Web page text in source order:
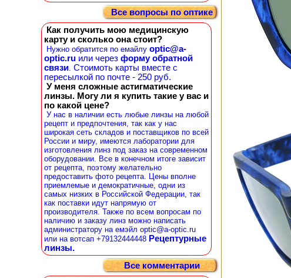
Все вопросы по оптике
Как получить мою медицинскую
карту и сколько она стоит?
Нужно обратится по емайлу optic@a-
optic.ru или через форму обратной
связи. Стоимоть карты вместе с
пересылкой по почте - 250 руб.
У меня сложные астигматические
линзы. Могу ли я купить такие у вас и
по какой цене?
У нас в наличии есть любые линзы на любой
рецепт и предпочтения, так как у нас
широкая сеть складов и поставщиков по всей
России и миру, имеются лаборатории для
изготовления линз под заказ на современном
оборудовании. Все в конечном итоге зависит
от рецепта, поэтому желательно
предоставить фото рецепта. Цены вполне
приемлемые и демократичные, одни из
самых низких в Российской Федерации, так
как поставки идут напрямую от
производителя. Также по всем вопросам по
наличию и заказу линз можно написать
администратору на емэйл optic@a-optic.ru
или на вотсап +79132444448 Рецептурные
линзы.
Все комментарии